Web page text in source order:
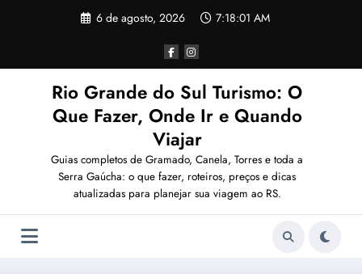
6 de agosto, 2026 7:18:01 AM
Rio Grande do Sul Turismo: O
Que Fazer, Onde Ir e Quando
Viajar
Guias completos de Gramado, Canela, Torres e toda a
Serra Gaúcha: o que fazer, roteiros, preços e dicas
atualizadas para planejar sua viagem ao RS.